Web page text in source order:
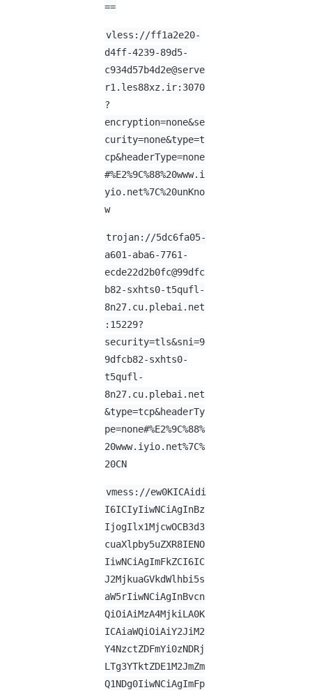
==
vless://ff1a2e20-
d4ff-4239-89d5-
c934d57b4d2e@serve
r1.les88xz.ir:3070
?
encryption=none&se
curity=none&type=t
cp&headerType=none
#%E2%9C%88%20www.i
yio.net%7C%20unKno
w
trojan://5dc6fa05-
a601-aba6-7761-
ecde22d2b0fc@99dfc
b82-sxhts0-t5qufl-
8n27.cu.plebai.net
:15229?
security=tls&sni=9
9dfcb82-sxhts0-
t5qufl-
8n27.cu.plebai.net
&type=tcp&headerTy
pe=none#%E2%9C%88%
20www.iyio.net%7C%
20CN
vmess://ew0KICAidi
I6ICIyIiwNCiAgInBz
IjogIlx1MjcwOCB3d3
cuaXlpby5uZXR8IENO
IiwNCiAgImFkZCI6IC
J2MjkuaGVkdWlhbi5s
aW5rIiwNCiAgInBvcn
QiOiAiMzA4MjkiLA0K
ICAiaWQiOiAiY2JiM2
Y4NzctZDFmYi0zNDRj
LTg3YTktZDE1M2JmZm
Q1NDg0IiwNCiAgImFp